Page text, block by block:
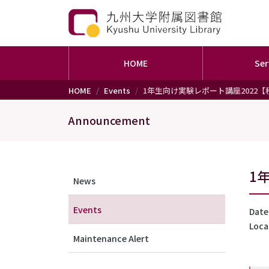
Skip to main content
HOME
HOME Events 1年生向け実験レポート講座2022【
Announcement
1
Date
News
Events
Maintenance Alert